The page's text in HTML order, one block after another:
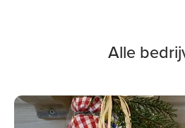
Alle